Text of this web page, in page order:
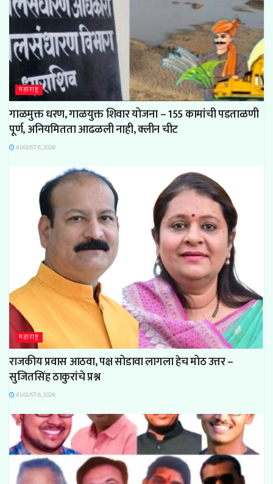
महाराष्ट्र
गाळमुक्त धरण, गाळयुक्त शिवार योजना – 155 कामांची पडताळणी
पूर्ण, अनियमितता आढळली नाही, क्लीन चीट
AUGUST 6, 2026
महाराष्ट्र
राजकीय प्रवास आठवा, पक्ष सोडावा लागला हेच मोठ उत्तर –
सुजितसिंह ठाकुरांचे प्रश्न
AUGUST 6, 2026